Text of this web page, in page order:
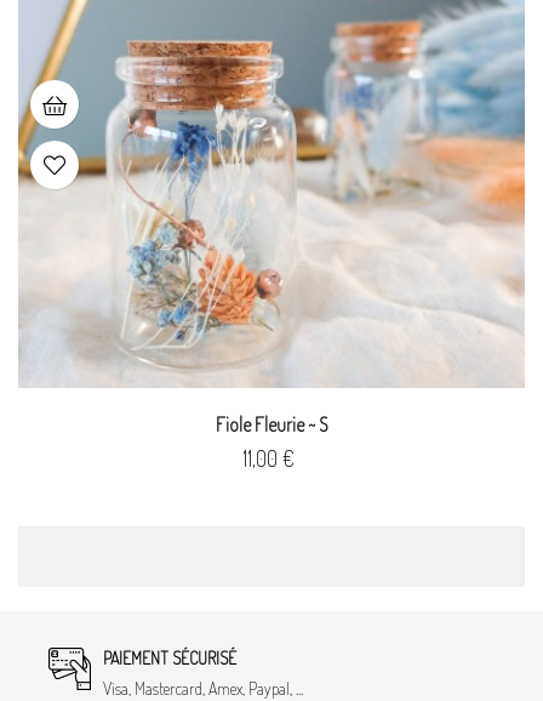
Fiole Fleurie ~ S
Prix
11,00 €
PAIEMENT SÉCURISÉ
Visa, Mastercard, Amex, Paypal, ...